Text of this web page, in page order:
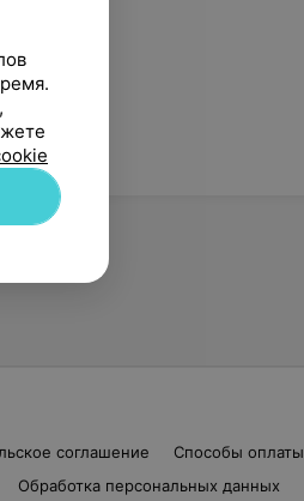
соглашение Способы оплаты
Обработка персональных данных